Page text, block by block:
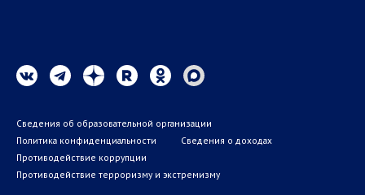
Сведения об образовательной организации
Политика конфиденциальности
Сведения о доходах
Противодействие коррупции
Противодействие терроризму и экстремизму